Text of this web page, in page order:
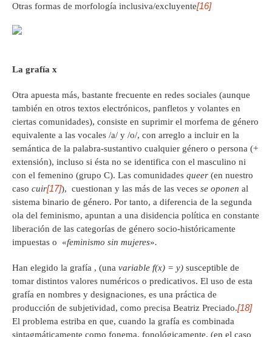
Otras formas de morfología inclusiva/excluyente[16]
La grafía x
Otra apuesta más, bastante frecuente en redes sociales (aunque
también en otros textos electrónicos, panfletos y volantes en
ciertas comunidades), consiste en suprimir el morfema de género
equivalente a las vocales /a/ y /o/, con arreglo a incluir en la
semántica de la palabra-sustantivo cualquier género o persona (+
extensión), incluso si ésta no se identifica con el masculino ni
con el femenino (grupo C). Las comunidades queer (en nuestro
caso cuir[17]), cuestionan y las más de las veces se oponen al
sistema binario de género. Por tanto, a diferencia de la segunda
ola del feminismo, apuntan a una disidencia política en constante
liberación de las categorías de género socio-históricamente
impuestas o «feminismo sin mujeres».
Han elegido la grafía , (una variable f(x) = y) susceptible de
tomar distintos valores numéricos o predicativos. El uso de esta
grafía en nombres y designaciones, es una práctica de
producción de subjetividad, como precisa Beatriz Preciado.[18]
El problema estriba en que, cuando la grafía es combinada
sintagmáticamente como fonema, fonológicamente, (en el caso